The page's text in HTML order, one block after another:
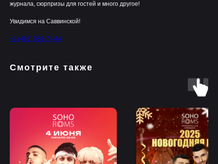
журнала, сюрпризы для гостей и много другое!
Увидимся на Саввинской!
+7 (495) 988-74-44
Смотрите также